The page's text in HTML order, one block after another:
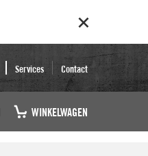
Services Contact
WINKELWAGEN